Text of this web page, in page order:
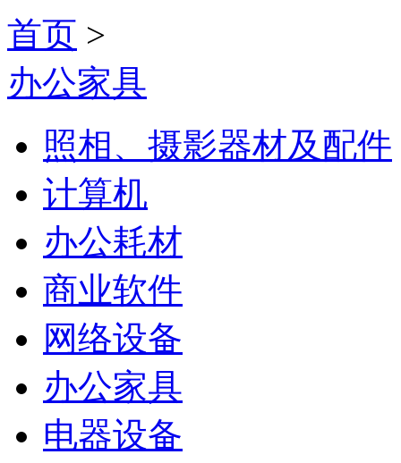
首页 >
办公家具
照相、摄影器材及配件
计算机
办公耗材
商业软件
网络设备
办公家具
电器设备